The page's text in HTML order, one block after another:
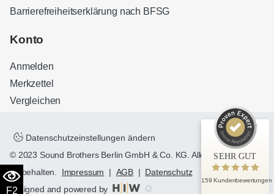
F2
Barrierefreiheitserklärung nach BFSG
Konto
Anmelden
Merkzettel
Vergleichen
Datenschutzeinstellungen ändern
© 2023 Sound Brothers Berlin GmbH & Co. KG. Alle Rechte
vorbehalten. Impressum | AGB | Datenschutz
designed and powered by
SEHR GUT
159 Kundenbewertungen
Kundenbewertungen und Erfahrungen zu
32
Bewertungen auf
ProvenExpert.com
Blick aufs ProvenExpert-Profil werfen